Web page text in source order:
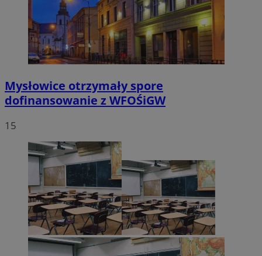
Mysłowice otrzymały spore
dofinansowanie z WFOŚiGW
15